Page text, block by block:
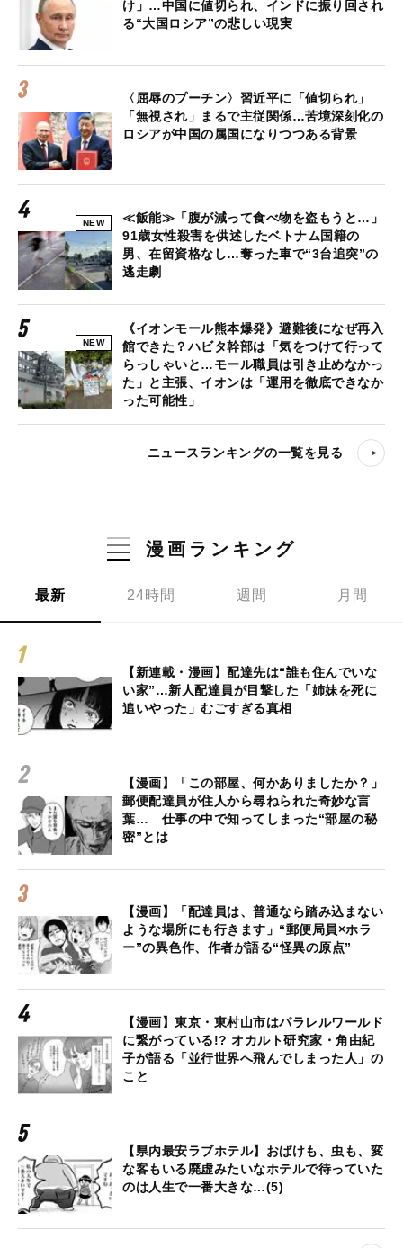
け」…中国に値切られ、インドに振り回され
る“大国ロシア”の悲しい現実
〈屈辱のプーチン〉習近平に「値切られ」
「無視され」まるで主従関係…苦境深刻化の
ロシアが中国の属国になりつつある背景
NEW
≪飯能≫「腹が減って食べ物を盗もうと…」
91歳女性殺害を供述したベトナム国籍の
男、在留資格なし…奪った車で“3台追突”の
逃走劇
NEW
《イオンモール熊本爆発》避難後になぜ再入
館できた？ハビタ幹部は「気をつけて行って
らっしゃいと…モール職員は引き止めなかっ
た」と主張、イオンは「運用を徹底できなか
った可能性」
ニュースランキングの一覧を見る
漫画ランキング
最新 24時間 週間 月間
【新連載・漫画】配達先は“誰も住んでいな
い家”…新人配達員が目撃した「姉妹を死に
追いやった」むごすぎる真相
【漫画】「この部屋、何かありましたか？」
郵便配達員が住人から尋ねられた奇妙な言
葉… 仕事の中で知ってしまった“部屋の秘
密”とは
【漫画】「配達員は、普通なら踏み込まない
ような場所にも行きます」“郵便局員×ホラ
ー”の異色作、作者が語る“怪異の原点”
【漫画】東京・東村山市はパラレルワールド
に繋がっている!? オカルト研究家・角由紀
子が語る「並行世界へ飛んでしまった人」の
こと
【県内最安ラブホテル】おばけも、虫も、変
な客もいる廃虚みたいなホテルで待っていた
のは人生で一番大きな…(5)